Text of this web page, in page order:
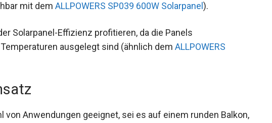
mit dem ALLPOWERS SP039 600W Solarpanel ).
Solarpanel-Effizienz profitieren, da die Panels
ausgelegt sind (ähnlich dem ALLPOWERS
von Anwendungen geeignet, sei es auf einem runden Balkon,